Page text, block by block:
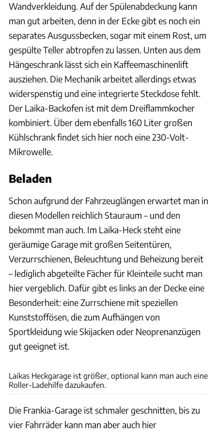
Wandverkleidung. Auf der Spülenabdeckung kann
man gut arbeiten, denn in der Ecke gibt es noch ein
separates Ausgussbecken, sogar mit einem Rost, um
gespülte Teller abtropfen zu lassen. Unten aus dem
Hängeschrank lässt sich ein Kaffeemaschinenlift
ausziehen. Die Mechanik arbeitet allerdings etwas
widerspenstig und eine integrierte Steckdose fehlt.
Der Laika-Backofen ist mit dem Dreiflammkocher
kombiniert. Über dem ebenfalls 160 Liter großen
Kühlschrank findet sich hier noch eine 230-Volt-
Mikrowelle.
Beladen
Schon aufgrund der Fahrzeuglängen erwartet man in
diesen Modellen reichlich Stauraum – und den
bekommt man auch. Im Laika-Heck steht eine
geräumige Garage mit großen Seitentüren,
Verzurrschienen, Beleuchtung und Beheizung bereit
– lediglich abgeteilte Fächer für Kleinteile sucht man
hier vergeblich. Dafür gibt es links an der Decke eine
Besonderheit: eine Zurrschiene mit speziellen
Kunststoffösen, die zum Aufhängen von
Sportkleidung wie Skijacken oder Neoprenanzügen
gut geeignet ist.
Laikas Heckgarage ist größer, optional kann man auch eine
Roller-Ladehilfe dazukaufen.
Die Frankia-Garage ist schmaler geschnitten, bis zu
vier Fahrräder kann man aber auch hier